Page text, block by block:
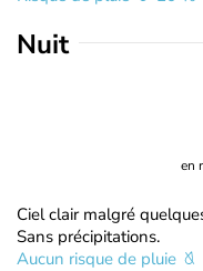
Nuit
en
Ciel clair malgré
Sans précipitations.
Aucun risque de pluie